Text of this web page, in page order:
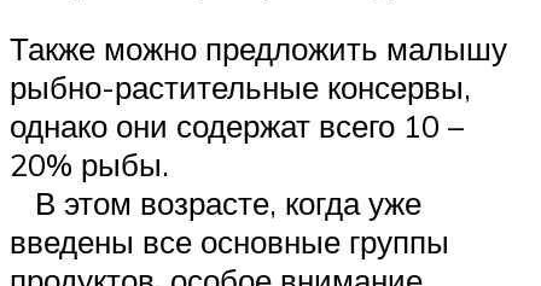
Также можно предложить малышу
рыбно-растительные консервы,
однако они содержат всего 10 –
20% рыбы.
В этом возрасте, когда уже
введены все основные группы